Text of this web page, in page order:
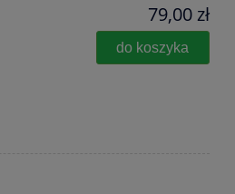
79,00 zł
do koszyka